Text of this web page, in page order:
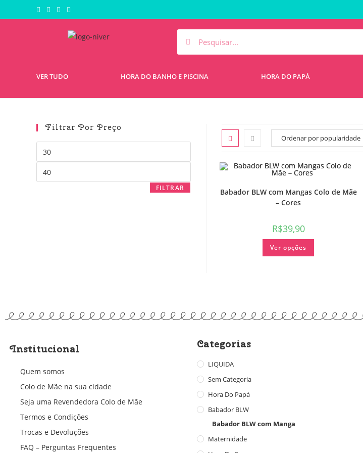
VER TUDO HORA DO BANHO E PISCINA HORA DO PAPÁ
Babador BLW com Mangas Colo de Mãe
– Cores
R$39,90
Ver opções
Filtrar Por Preço
FILTRAR
Institucional
Quem somos
Colo de Mãe na sua cidade
Seja uma Revendedora Colo de Mãe
Termos e Condições
Trocas e Devoluções
FAQ – Perguntas Frequentes
Categorias
LIQUIDA
Sem Categoria
Hora Do Papá
Babador BLW
Babador BLW com Manga
Maternidade